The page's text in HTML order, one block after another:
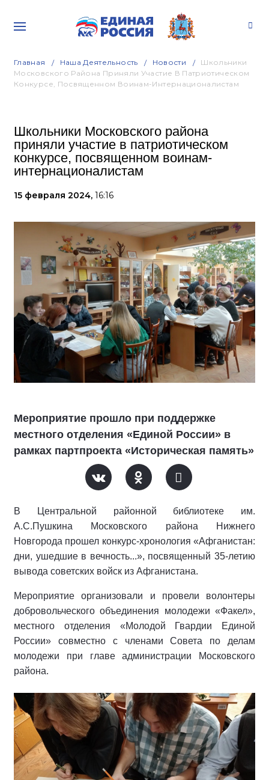
Главная Наша Деятельность Новости
Школьники
Московского Района Приняли Участие В Патриотическом
Конкурсе, Посвященном Воинам-Интернационалистам
Школьники Московского района
приняли участие в патриотическом
конкурсе, посвященном воинам-
интернационалистам
15 февраля 2024, 16:16
Мероприятие прошло при поддержке
местного отделения «Единой России» в
рамках партпроекта «Историческая память»
В Центральной районной библиотеке им.
А.С.Пушкина Московского района Нижнего
Новгорода прошел конкурс-хронология «Афганистан:
дни, ушедшие в вечность...», посвященный 35-летию
вывода советских войск из Афганистана.
Мероприятие организовали и провели волонтеры
добровольческого объединения молодежи «Факел»,
местного отделения «Молодой Гвардии Единой
России» совместно с членами Совета по делам
молодежи при главе администрации Московского
района.